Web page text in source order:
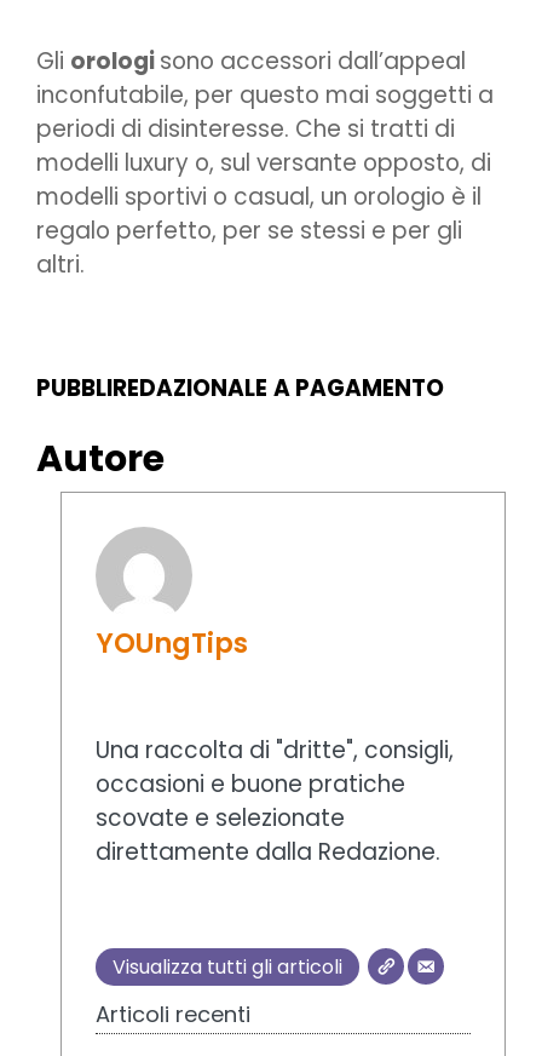
Gli orologisono accessori dall’appeal
inconfutabile, per questo mai soggetti a
periodi di disinteresse. Che si tratti di
modelli luxury o, sul versante opposto, di
modelli sportivi o casual, un orologio è il
regalo perfetto, per se stessi e per gli
altri.
PUBBLIREDAZIONALE A PAGAMENTO
Autore
YOUngTips
Una raccolta di "dritte", consigli,
occasioni e buone pratiche
scovate e selezionate
direttamente dalla Redazione.
Visualizza tutti gli articoli
Articoli recenti